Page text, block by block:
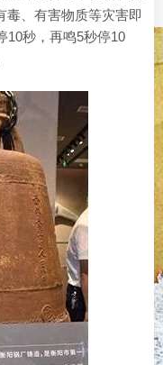
毒、有害物质等灾害即
10秒，再鸣5秒停10